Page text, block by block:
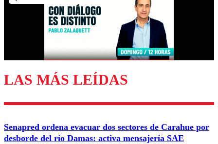
Enviar comentario
LAS MÁS LEÍDAS
Senapred ordena evacuar dos sectores de Carahue por
desborde del río Damas: activa mensajería SAE